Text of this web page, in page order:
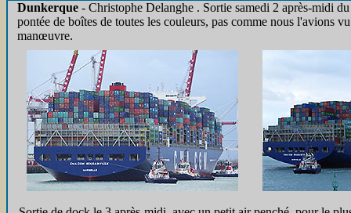
Dunkerque - Christophe Delanghe . Sortie samedi 2 après-midi
pontée de boîtes de toutes les couleurs, pas comme nous l'avions
manœuvre.